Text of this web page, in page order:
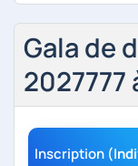
Gala de
2027777
Inscription (